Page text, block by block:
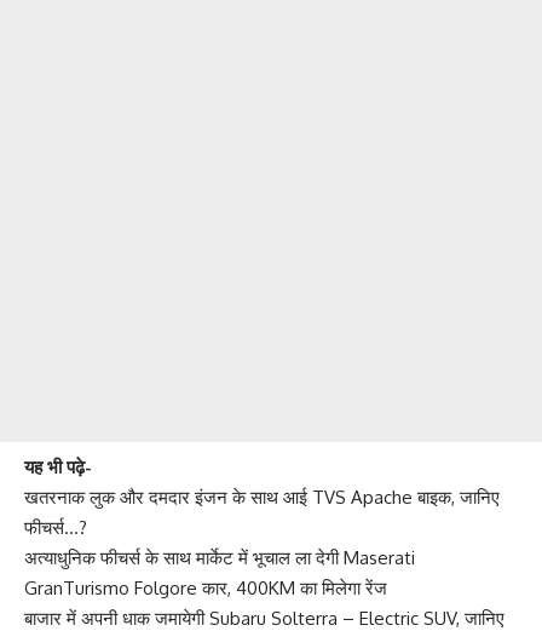
यह भी पढ़े-
खतरनाक लुक और दमदार इंजन के साथ आई TVS Apache बाइक, जानिए
फीचर्स…?
अत्याधुनिक फीचर्स के साथ मार्केट में भूचाल ला देगी Maserati
GranTurismo Folgore कार, 400KM का मिलेगा रेंज
बाजार में अपनी धाक जमायेगी Subaru Solterra – Electric SUV, जानिए